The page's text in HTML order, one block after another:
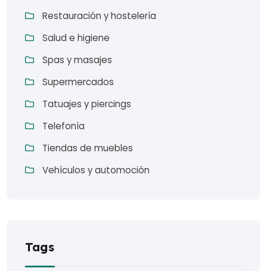
Restauración y hostelería
Salud e higiene
Spas y masajes
Supermercados
Tatuajes y piercings
Telefonía
Tiendas de muebles
Vehículos y automoción
Tags